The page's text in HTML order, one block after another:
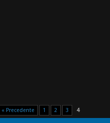
« Precedente 1 2 3 4